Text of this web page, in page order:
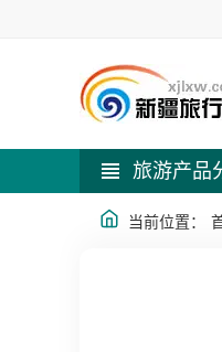
旅游产品
当前位置：